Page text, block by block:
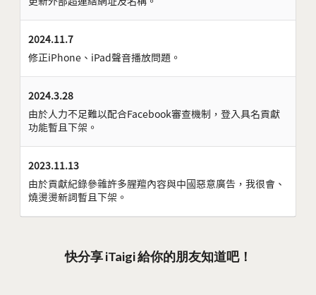
2024.11.7
修正iPhone、iPad聲音播放問題。
2024.3.28
由於人力不足難以配合Facebook審查機制，登入具名貢獻
功能暫且下架。
2023.11.13
由於貢獻紀錄參雜許多腥羶內容與中國惡意廣告，我很會、
燒燙燙新詞暫且下架。
快分享 iTaigi 給你的朋友知道吧！